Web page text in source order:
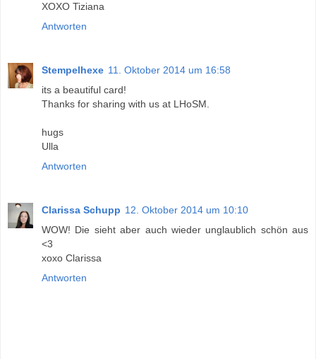
XOXO Tiziana
Antworten
Stempelhexe 11. Oktober 2014 um 16:58
its a beautiful card!
Thanks for sharing with us at LHoSM.
hugs
Ulla
Antworten
Clarissa Schupp 12. Oktober 2014 um 10:10
WOW! Die sieht aber auch wieder unglaublich schön aus
<3
xoxo Clarissa
Antworten